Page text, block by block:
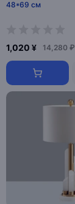
48*69 см
1,020 ¥ 14,280 ₽